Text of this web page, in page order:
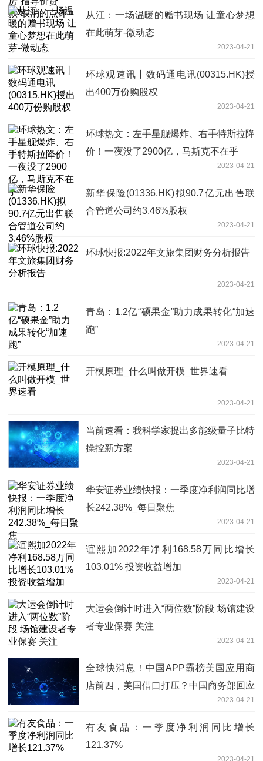
从江：一场温暖的赠书现场 让童心梦想
在此萌芽-微动态
2023-04-21
环球观速讯丨数码通电讯(00315.HK)授
出400万份购股权
2023-04-21
环球热文：左手星舰爆炸、右手特斯拉降
价！一夜没了2900亿，马斯克不在乎
2023-04-21
新华保险(01336.HK)拟90.7亿元出售联
合管道公司约3.46%股权
2023-04-21
环球快报:2022年文旅集团财务分析报告
2023-04-21
青岛：1.2亿“硕果金”助力成果转化“加速
跑”
2023-04-21
开模原理_什么叫做开模_世界速看
2023-04-21
当前速看：我科学家提出多能级量子比特
操控新方案
2023-04-21
华安证券业绩快报：一季度净利润同比增
长242.38%_每日聚焦
2023-04-21
谊熙加2022年净利168.58万同比增长
103.01% 投资收益增加
2023-04-21
大运会倒计时进入“两位数”阶段 场馆建设
者专业保赛 关注
2023-04-21
全球快消息！中国APP霸榜美国应用商
店前四，美国借口打压？中国商务部回应
2023-04-21
有友食品：一季度净利润同比增长
121.37%